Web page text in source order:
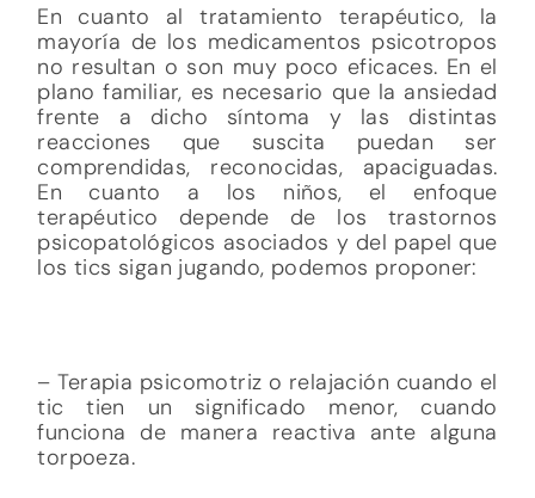
En cuanto al tratamiento terapéutico, la
mayoría de los medicamentos psicotropos
no resultan o son muy poco eficaces. En el
plano familiar, es necesario que la ansiedad
frente a dicho síntoma y las distintas
reacciones que suscita puedan ser
comprendidas, reconocidas, apaciguadas.
En cuanto a los niños, el enfoque
terapéutico depende de los trastornos
psicopatológicos asociados y del papel que
los tics sigan jugando, podemos proponer:
– Terapia psicomotriz o relajación cuando el
tic tien un significado menor, cuando
funciona de manera reactiva ante alguna
torpoeza.